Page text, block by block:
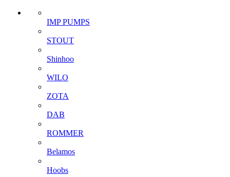
IMP PUMPS
STOUT
Shinhoo
WILO
ZOTA
DAB
ROMMER
Belamos
Hoobs